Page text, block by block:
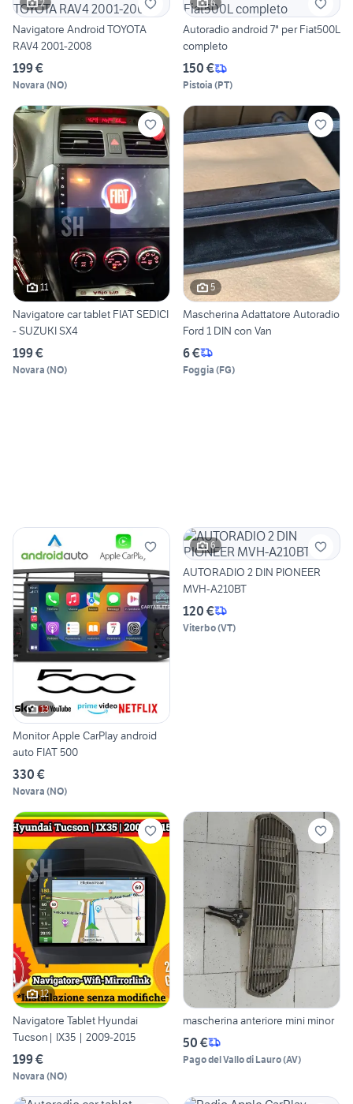
2
Navigatore Android TOYOTA
RAV4 2001-2008
199 €
Novara (NO)
6
Autoradio android 7" per Fiat500L
completo
150 €
Pistoia (PT)
11
Navigatore car tablet FIAT SEDICI
- SUZUKI SX4
199 €
Novara (NO)
5
Mascherina Adattatore Autoradio
Ford 1 DIN con Van
6 €
Foggia (FG)
13
Monitor Apple CarPlay android
auto FIAT 500
330 €
Novara (NO)
6
AUTORADIO 2 DIN PIONEER
MVH-A210BT
120 €
Viterbo(VT)
12
Navigatore Tablet Hyundai
Tucson| IX35 | 2009-2015
199 €
Novara (NO)
mascherina anteriore mini minor
50 €
Pago del Vallo di Lauro(AV)